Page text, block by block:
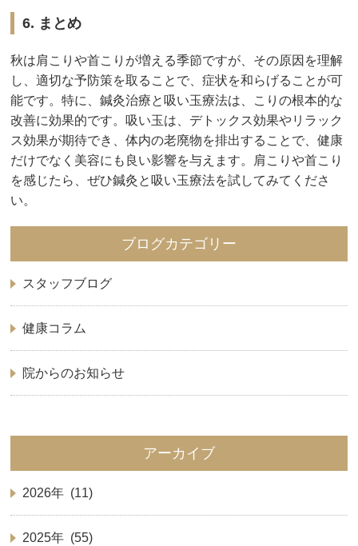
6. まとめ
秋は肩こりや首こりが増える季節ですが、その原因を理解
し、適切な予防策を取ることで、症状を和らげることが可
能です。特に、鍼灸治療と吸い玉療法は、こりの根本的な
改善に効果的です。吸い玉は、デトックス効果やリラック
ス効果が期待でき、体内の老廃物を排出することで、健康
だけでなく美容にも良い影響を与えます。肩こりや首こり
を感じたら、ぜひ鍼灸と吸い玉療法を試してみてくださ
い。
ブログカテゴリー
スタッフブログ
健康コラム
院からのお知らせ
アーカイブ
2026年 (11)
2025年 (55)